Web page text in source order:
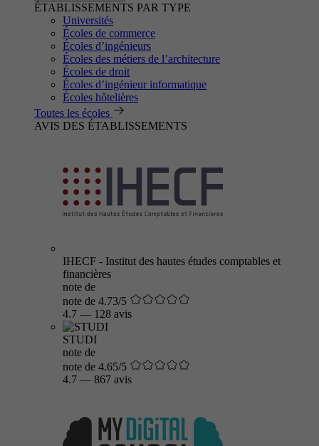
ÉTABLISSEMENTS PAR TYPE
Universités
Écoles de commerce
Écoles d’ingénieurs
Écoles des métiers de l’architecture
Écoles de droit
Écoles d’ingénieur informatique
Écoles hôtelières
Toutes les écoles
AVIS DES ÉTABLISSEMENTS
IHECF - Institut des hautes études comptables et
financières
note de
note de 4.73/5
4.7 — 128 avis
STUDI
note de
note de 4.65/5
4.7 — 867 avis